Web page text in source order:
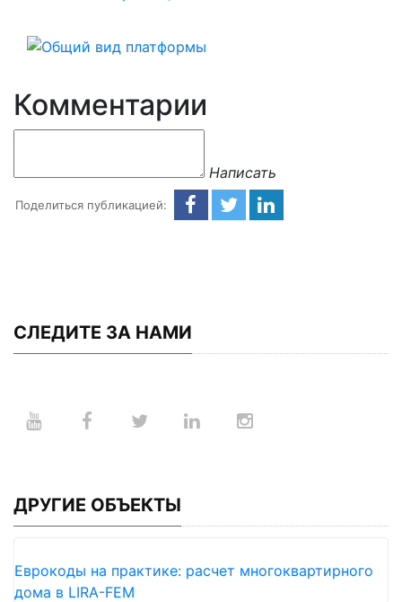
Комментарии
Написать
Поделиться публикацией:
СЛЕДИТЕ ЗА НАМИ
ДРУГИЕ ОБЪЕКТЫ
Еврокоды на практике: расчет многоквартирного
дома в LIRA-FEM